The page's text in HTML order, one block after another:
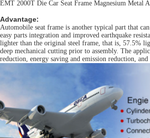
EMT 2000T Die Car Seat Frame Magnesium Metal
Advantage:
Automobile seat frame is another typical part that
easy parts integration and improved earthquake
lighter than the original steel frame, that is, 57.5%
deep mechanical cutting prior to assembly. The
reduction, energy saving and emission reduction,